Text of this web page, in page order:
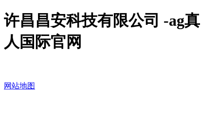
许昌昌安科技有限公司 -ag真
人国际官网
网站地图